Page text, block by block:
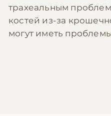
трахеальным
костей из-за
могут иметь